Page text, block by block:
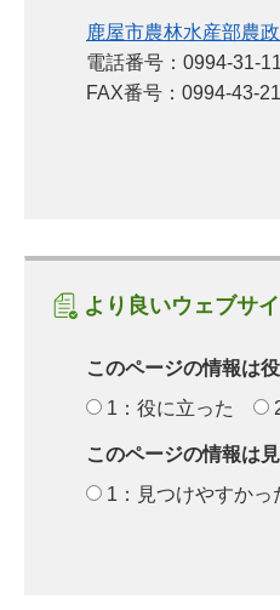
鹿屋市農林水産部農
電話番号：0994-31-
FAX番号：0994-43-
より良いウェブサ
このページの情報は
1：役に立った
このページの情報は
1：見つけやすかっ